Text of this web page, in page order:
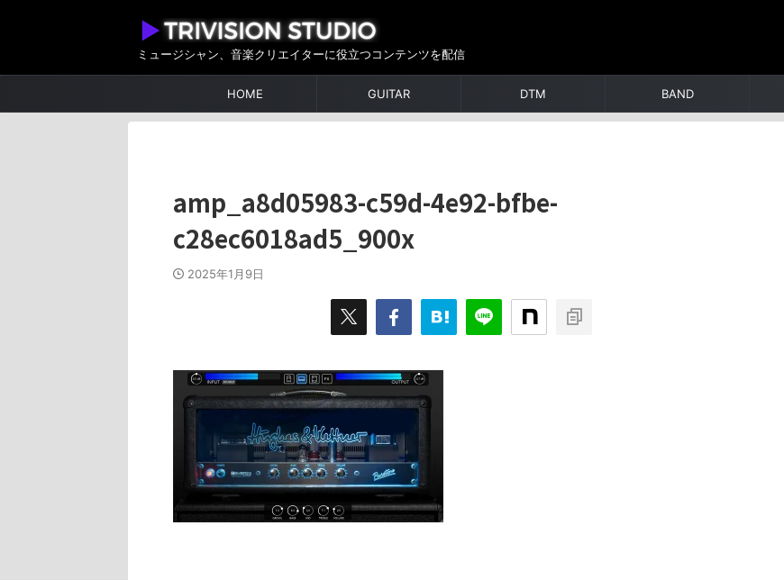
ミュージシャン、音楽クリエイターに役立つコンテンツを配信
HOME GUITAR DTM BAND
amp_a8d05983-c59d-4e92-bfbe-
c28ec6018ad5_900x
2025年1月9日